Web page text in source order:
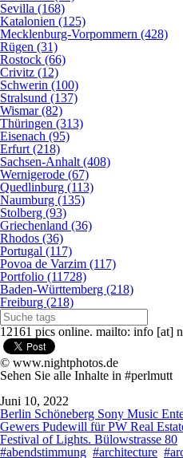
Sevilla (168)
Katalonien (125)
Mecklenburg-Vorpommern (428)
Rügen (31)
Rostock (66)
Crivitz (12)
Schwerin (100)
Stralsund (137)
Wismar (82)
Thüringen (313)
Eisenach (95)
Erfurt (218)
Sachsen-Anhalt (408)
Wernigerode (67)
Quedlinburg (113)
Naumburg (135)
Stolberg (93)
Griechenland (36)
Rhodos (36)
Portugal (117)
Povoa de Varzim (117)
Portfolio (11728)
Baden-Württemberg (218)
Freiburg (218)
12161 pics online. mailto: info [at]
© www.nightphotos.de
Sehen Sie alle Inhalte in #perlmutt
Juni 10, 2022
Berlin Schöneberg Sony Music
Gewers Pudewill für PW Real
Festival of Lights. Bülowstrasse 80
#abendstimmung #architecture